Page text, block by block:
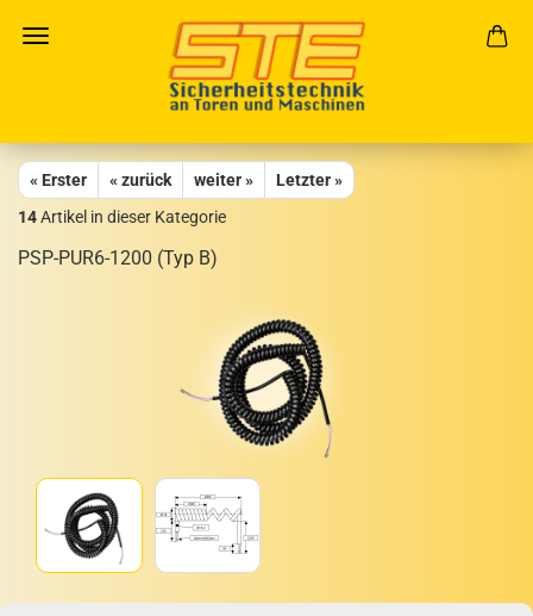
« Erster « zurück weiter »
Letzter »
14Artikel in dieser Kategorie
PSP-​PUR6-1200 (Typ B)